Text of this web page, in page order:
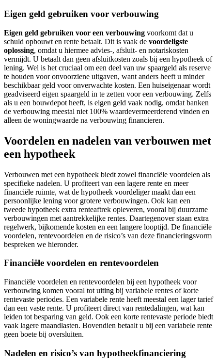
Eigen geld gebruiken voor verbouwing
Eigen geld gebruiken voor een verbouwing voorkomt dat u
schuld opbouwt en rente betaalt. Dit is vaak de voordeligste
oplossing, omdat u hiermee advies-, afsluit- en notariskosten
vermijdt. U betaalt dan geen afsluitkosten zoals bij een hypotheek of
lening. Wel is het cruciaal om een deel van uw spaargeld als reserve
te houden voor onvoorziene uitgaven, want anders heeft u minder
beschikbaar geld voor onverwachte kosten. Een huiseigenaar wordt
geadviseerd eigen spaargeld in te zetten voor een verbouwing. Zelfs
als u een bouwdepot heeft, is eigen geld vaak nodig, omdat banken
de verbouwing meestal niet 100% waardevermeerderend vinden en
alleen de woningwaarde na verbouwing financieren.
Voordelen en nadelen van verbouwen met
een hypotheek
Verbouwen met een hypotheek biedt zowel financiële voordelen als
specifieke nadelen. U profiteert van een lagere rente en meer
financiële ruimte, wat de hypotheek voordeliger maakt dan een
persoonlijke lening voor grotere verbouwingen. Ook kan een
tweede hypotheek extra renteaftrek opleveren, vooral bij duurzame
verbouwingen met aantrekkelijke rentes. Daartegenover staan extra
regelwerk, bijkomende kosten en een langere looptijd. De financiële
voordelen, rentevoordelen en de risico’s van deze financieringsvorm
bespreken we hieronder.
Financiële voordelen en rentevoordelen
Financiële voordelen en rentevoordelen bij een hypotheek voor
verbouwing komen vooral tot uiting bij variabele rentes of korte
rentevaste periodes. Een variabele rente heeft meestal een lager tarief
dan een vaste rente. U profiteert direct van rentedalingen, wat kan
leiden tot besparing van geld. Ook een korte rentevaste periode biedt
vaak lagere maandlasten. Bovendien betaalt u bij een variabele rente
geen boete bij oversluiten.
Nadelen en risico’s van hypotheekfinanciering